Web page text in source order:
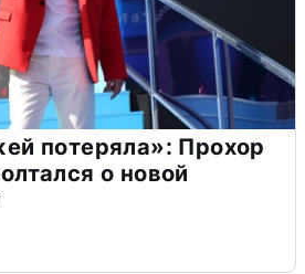
потеряла»: Прохор
о новой